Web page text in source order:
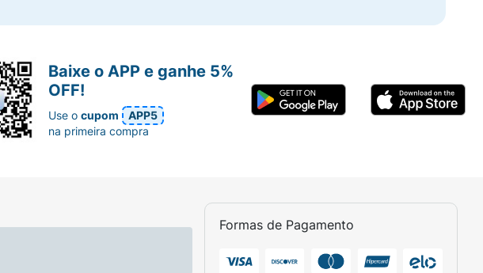
Formas de Pagamento
Baixe o APP e ganhe 5%
OFF!
Use ocupom
APP5
na primeira compra